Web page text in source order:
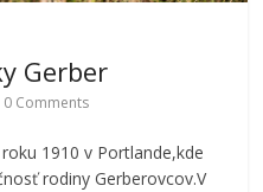
Gerber
0 Comments
1910 v Portlande,kde
rodiny Gerberovcov.V